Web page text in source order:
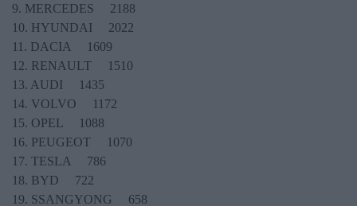
9. MERCEDES 2188
10. HYUNDAI 2022
11. DACIA 1609
12. RENAULT 1510
13. AUDI 1435
14. VOLVO 1172
15. OPEL 1088
16. PEUGEOT 1070
17. TESLA 786
18. BYD 722
19. SSANGYONG 658